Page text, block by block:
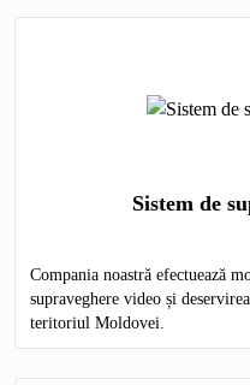
Sistem de
Compania noastră efectuează
supraveghere video și
teritoriul Moldovei.